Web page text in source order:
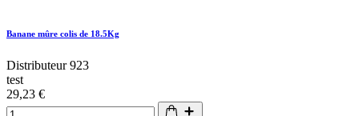
Banane mûre colis de 18.5Kg
Distributeur 923
test
29,23 €